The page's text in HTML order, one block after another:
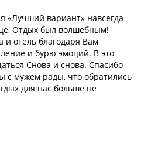
«Лучший вариант» навсегда
Отдых был волшебным!
и отель благодаря Вам
и бурю эмоций. В это
Снова и снова. Спасибо
с мужем рады, что обратились
для нас больше не